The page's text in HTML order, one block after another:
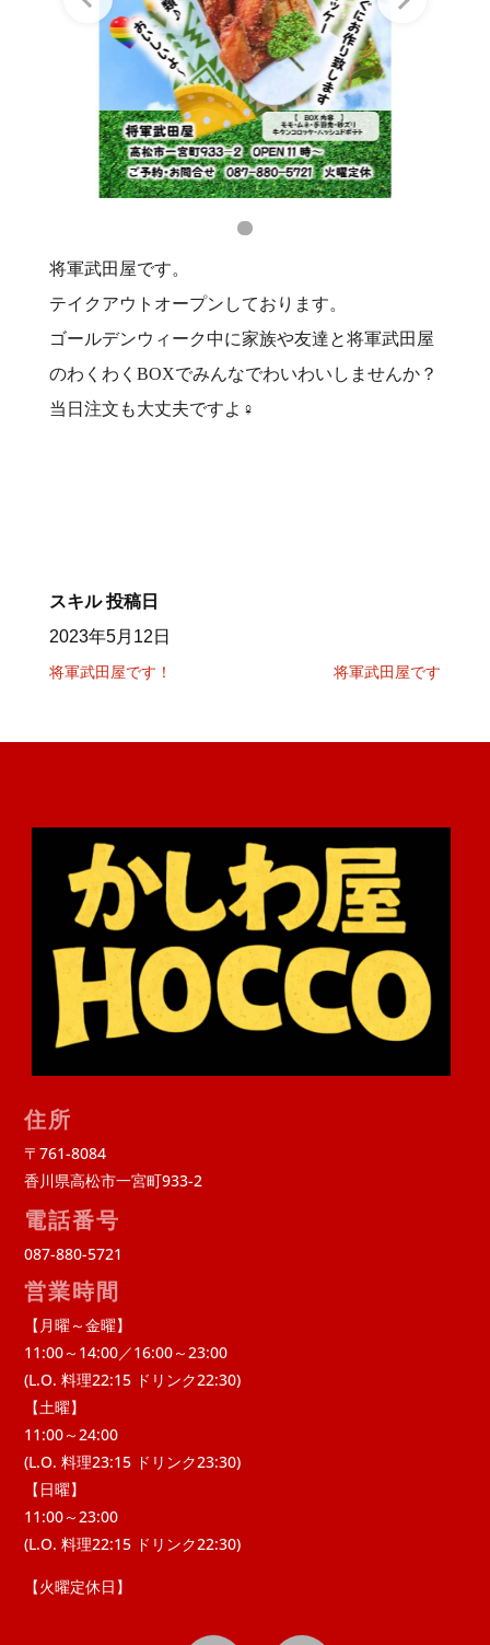
将軍武田屋です。
テイクアウトオープンしております。
ゴールデンウィーク中に家族や友達と将軍武田屋
のわくわくBOXでみんなでわいわいしませんか？
当日注文も大丈夫ですよ‍♀️
スキル 投稿日
2023年5月12日
将軍武田屋です！ 将軍武田屋です
住所
〒761-8084
香川県高松市一宮町933-2
電話番号
087-880-5721
営業時間
【月曜～金曜】
11:00～14:00／16:00～23:00
(L.O. 料理22:15 ドリンク22:30)
【土曜】
11:00～24:00
(L.O. 料理23:15 ドリンク23:30)
【日曜】
11:00～23:00
(L.O. 料理22:15 ドリンク22:30)
【火曜定休日】